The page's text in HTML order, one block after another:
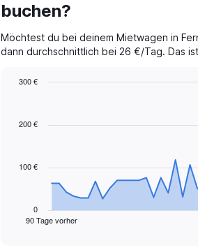
buchen?
Möchtest du bei deinem Mietwagen in
dann durchschnittlich bei 26 €/Tag. Das
data
The
90 Tage vorher
0
100 €
200 €
300 €
End